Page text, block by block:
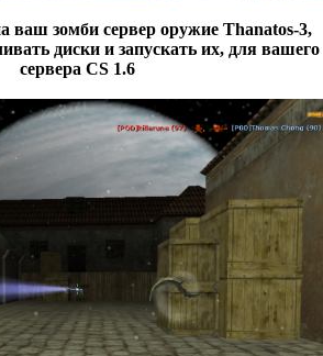
ваш зомби сервер оружие Thanatos-3,
диски и запускать их, для вашего
сервера CS 1.6